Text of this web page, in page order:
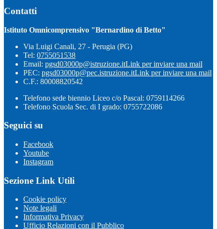
Contatti
Istituto Omnicomprensivo "Bernardino di Betto"
Via Luigi Canali, 27 - Perugia (PG)
Tel: 0755051538
Email: pgsd03000p@istruzione.itLink per inviare una mail
PEC: pgsd03000p@pec.istruzione.itLink per inviare una mail
C.F.: 80008820542
Telefono sede biennio Liceo c/o Pascal: 0759114266
Telefono Scuola Sec. di I grado: 0755722086
Seguici su
Facebook
Youtube
Instagram
Sezione Link Utili
Cookie policy
Note legali
Informativa Privacy
Ufficio Relazioni con il Pubblico